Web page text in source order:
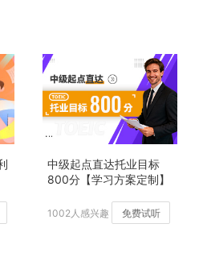
中级起点直达托业目标
800分【学习方案定制】
1002人感兴趣 免费试听